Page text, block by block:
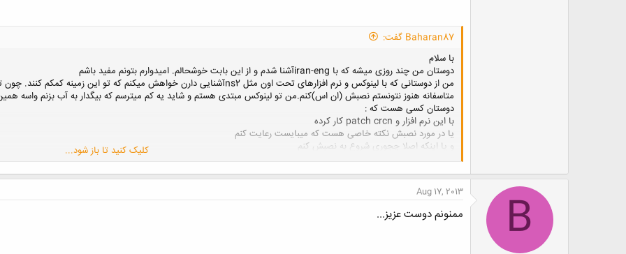
Baharan87 گفت:
با سلام
دوستان من چند روزی میشه که با iran-engآشنا شدم و از این بابت خوشحالم. امیدوارم بتونم مفید باشم
متاسفانه هنوز نتونستم نصبش (ان اس)کنم.من تو لینوکس مبتدی هستم و شاید یه کم میترسم که بیگدار به آب بزنم واسه
دوستان کسی هست که :
با این نرم افزار و patch crcn کار کرده
یا در مورد نصبش نکته خاصی هست که میبایست رعایت کنم
و یا اینکه اصلا چجوری شروع به نصبش کنم
از چه ورژنی استفاده کنم که کمتر اذیت کنه و به قول گفتنی با نسخه لینوکسم سازگار باشه
و...
لطفا کمکم کنه
ضمنا من از super ubuntu 10.10- 32bit استفاده میکنم
کلیک کنید تا باز شود...
B
Aug 17, 2013
ممنونم دوست عزیز...